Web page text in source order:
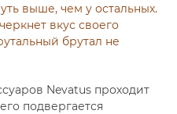
выше, чем у остальных.
вкус своего
брутал не
Nevatus проходит
подвергается